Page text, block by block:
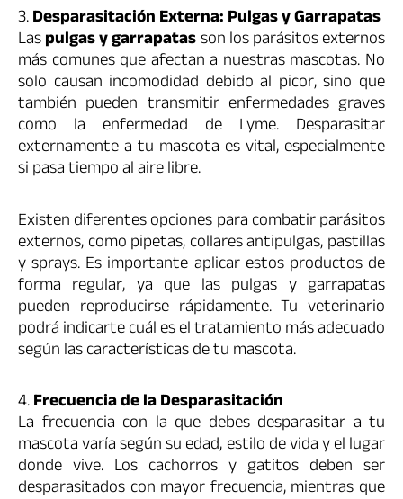
3.Desparasitación Externa: Pulgas y Garrapatas
Laspulgas y garrapatasson los parásitos externos
más comunes que afectan a nuestras mascotas. No
solo causan incomodidad debido al picor, sino que
también pueden transmitir enfermedades graves
como la enfermedad de Lyme. Desparasitar
externamente a tu mascota es vital, especialmente
si pasa tiempo al aire libre.
Existen diferentes opciones para combatir parásitos
externos, como pipetas, collares antipulgas, pastillas
y sprays. Es importante aplicar estos productos de
forma regular, ya que las pulgas y garrapatas
pueden reproducirse rápidamente. Tu veterinario
podrá indicarte cuál es el tratamiento más adecuado
según las características de tu mascota.
4.Frecuencia de la Desparasitación
La frecuencia con la que debes desparasitar a tu
mascota varía según su edad, estilo de vida y el lugar
donde vive. Los cachorros y gatitos deben ser
desparasitados con mayor frecuencia, mientras que